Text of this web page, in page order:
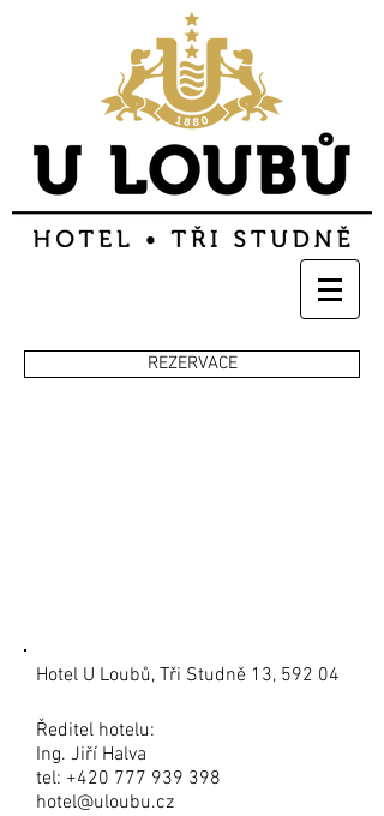
REZERVACE
Hotel U Loubů, Tři Studně 13, 592 04
Ředitel hotelu:
Ing. Jiří Halva
tel: +420 777 939 398
hotel@uloubu.cz